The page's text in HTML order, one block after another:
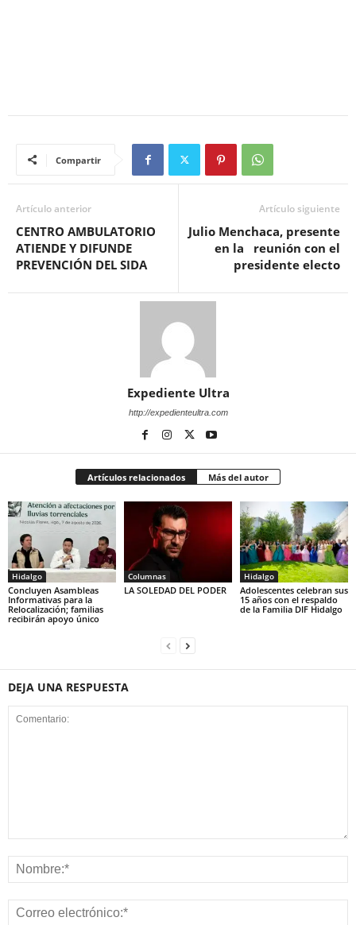
Compartir
Artículo anterior
CENTRO AMBULATORIO
ATIENDE Y DIFUNDE
PREVENCIÓN DEL SIDA
Artículo siguiente
Julio Menchaca, presente
en la reunión con el
presidente electo
Expediente Ultra
http://expedienteultra.com
Artículos relacionados Más del autor
Hidalgo
Concluyen Asambleas
Informativas para la
Relocalización; familias
recibirán apoyo único
Columnas
LA SOLEDAD DEL PODER
Hidalgo
Adolescentes celebran sus
15 años con el respaldo
de la Familia DIF Hidalgo
DEJA UNA RESPUESTA